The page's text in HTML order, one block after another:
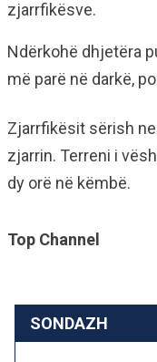
zjarrfikësve.
Ndërkohë dhjetëra
më parë në darkë,
Zjarrfikësit sërish
zjarrin. Terreni i
dy orë në këmbë.
Top Channel
SONDAZH